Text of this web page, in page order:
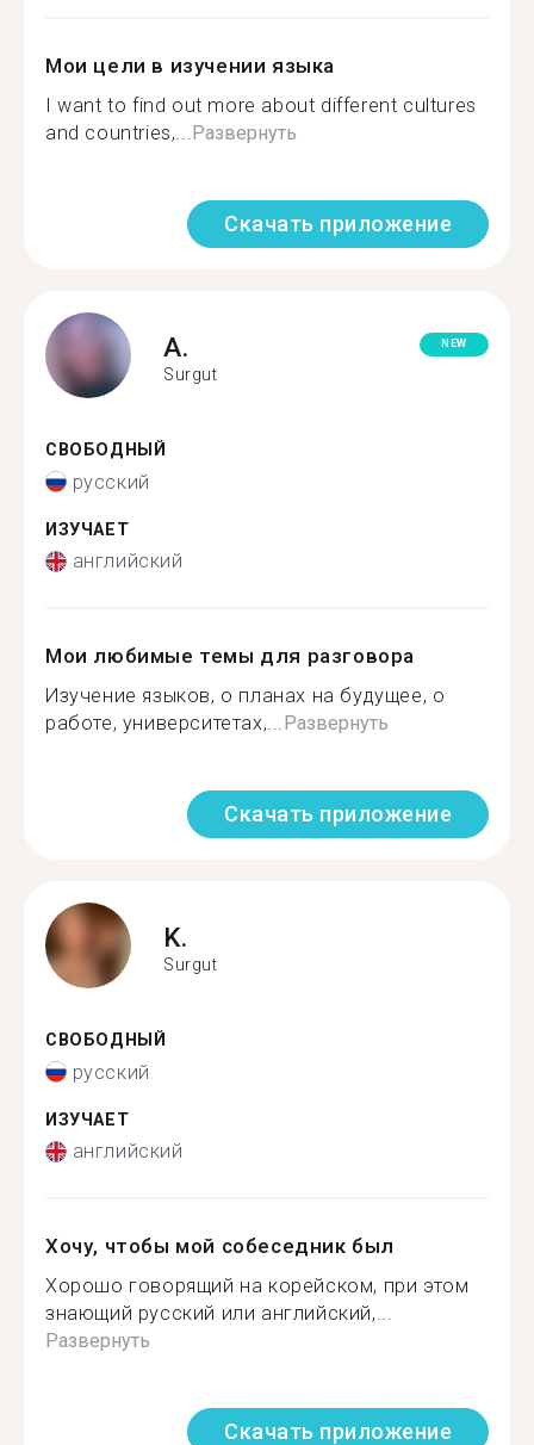
Мои цели в изучении языка
I want to find out more about different cultures
and countries,...Развернуть
Скачать приложение
A.
Surgut
NEW
СВОБОДНЫЙ
русский
ИЗУЧАЕТ
английский
Мои любимые темы для разговора
Изучение языков, о планах на будущее, о
работе, университетах,...Развернуть
Скачать приложение
K.
Surgut
СВОБОДНЫЙ
русский
ИЗУЧАЕТ
английский
Хочу, чтобы мой собеседник был
Хорошо говорящий на корейском, при этом
знающий русский или английский,...
Развернуть
Скачать приложение